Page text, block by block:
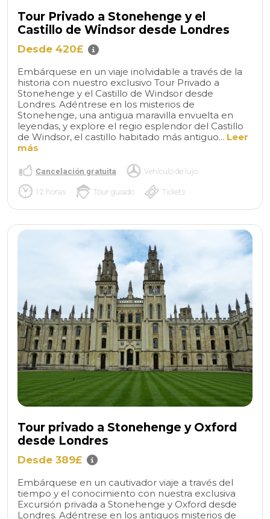
Tour Privado a Stonehenge y el
Castillo de Windsor desde Londres
Desde 420£
Embárquese en un viaje inolvidable a través de la
historia con nuestro exclusivo Tour Privado a
Stonehenge y el Castillo de Windsor desde
Londres. Adéntrese en los misterios de
Stonehenge, una antigua maravilla envuelta en
leyendas, y explore el regio esplendor del Castillo
de Windsor, el castillo habitado más antiguo... Leer
más
Cancelación gratuita Vehículo de lujo
12 horas Tour guiado Tickets
Tour privado a Stonehenge y Oxford
desde Londres
Desde 389£
Embárquese en un cautivador viaje a través del
tiempo y el conocimiento con nuestra exclusiva
Excursión privada a Stonehenge y Oxford desde
Londres. Adéntrese en los antiguos misterios de